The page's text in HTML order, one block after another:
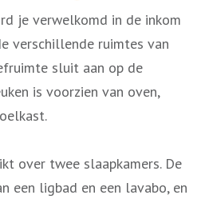
je verwelkomd in de inkom
verschillende ruimtes van
sluit aan op de
is voorzien van oven,
over twee slaapkamers. De
een ligbad en een lavabo, en